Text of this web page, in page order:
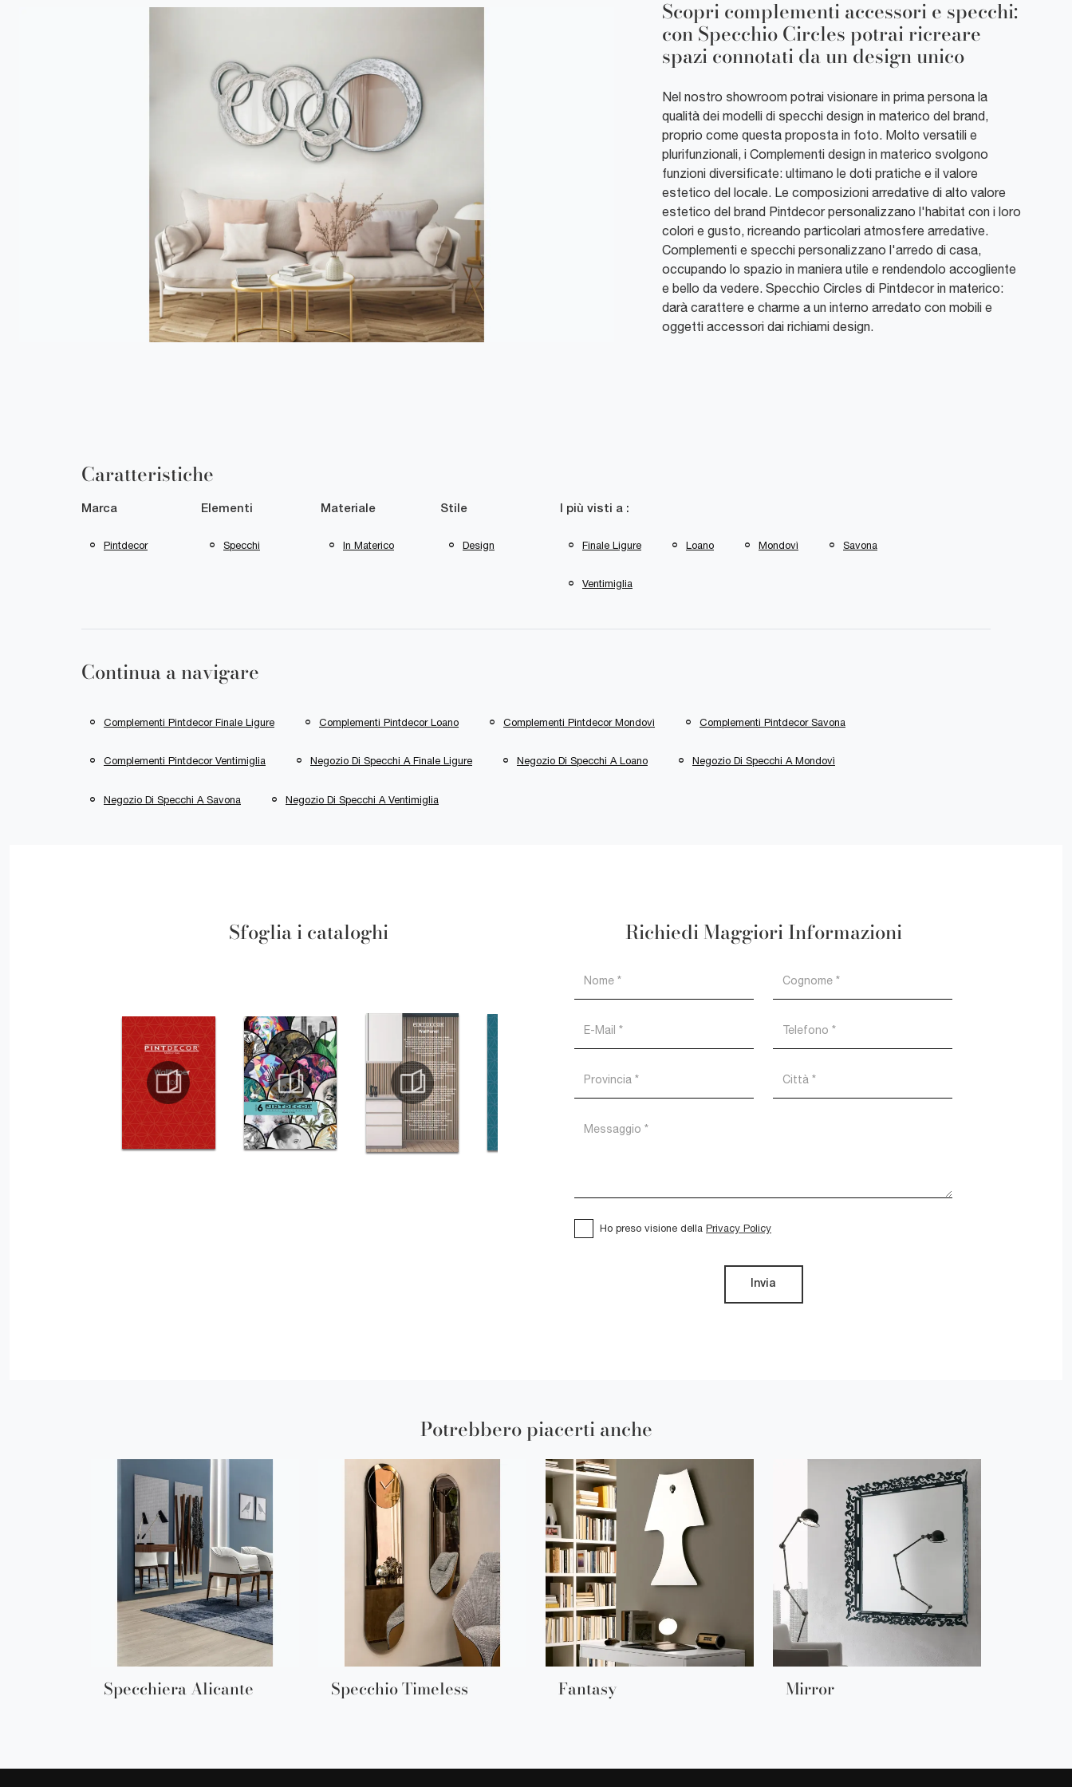
Scopri complementi accessori e specchi:
con Specchio Circles potrai ricreare
spazi connotati da un design unico
Nel nostro showroom potrai visionare in prima persona la
qualità dei modelli di specchi design in materico del brand,
proprio come questa proposta in foto. Molto versatili e
plurifunzionali, i Complementi design in materico svolgono
funzioni diversificate: ultimano le doti pratiche e il valore
estetico del locale. Le composizioni arredative di alto valore
estetico del brand Pintdecor personalizzano l'habitat con i loro
colori e gusto, ricreando particolari atmosfere arredative.
Complementi e specchi personalizzano l'arredo di casa,
occupando lo spazio in maniera utile e rendendolo accogliente
e bello da vedere. Specchio Circles di Pintdecor in materico:
darà carattere e charme a un interno arredato con mobili e
oggetti accessori dai richiami design.
Caratteristiche
Marca
Pintdecor
Elementi
Specchi
Materiale
In Materico
Stile
Design
I più visti a :
Finale Ligure Loano Mondovì Savona
Ventimiglia
Continua a navigare
Complementi Pintdecor Finale Ligure Complementi Pintdecor Loano Complementi Pintdecor Mondovì Complementi Pintdecor Savona
Complementi Pintdecor Ventimiglia Negozio Di Specchi A Finale Ligure Negozio Di Specchi A Loano Negozio Di Specchi A Mondovì
Negozio Di Specchi A Savona Negozio Di Specchi A Ventimiglia
Sfoglia i cataloghi Richiedi Maggiori Informazioni
Ho preso visione della Privacy Policy
Invia
Potrebbero piacerti anche
Specchiera Alicante Specchio Timeless Fantasy Mirror